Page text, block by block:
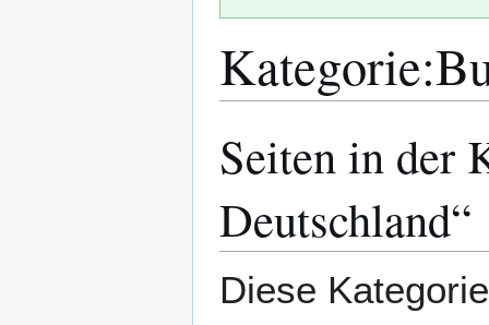
Kategorie:
Navigation
Suche
Seiten in der
Deutschland“
Diese